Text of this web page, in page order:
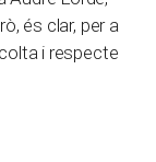
és clar, per a
i respecte